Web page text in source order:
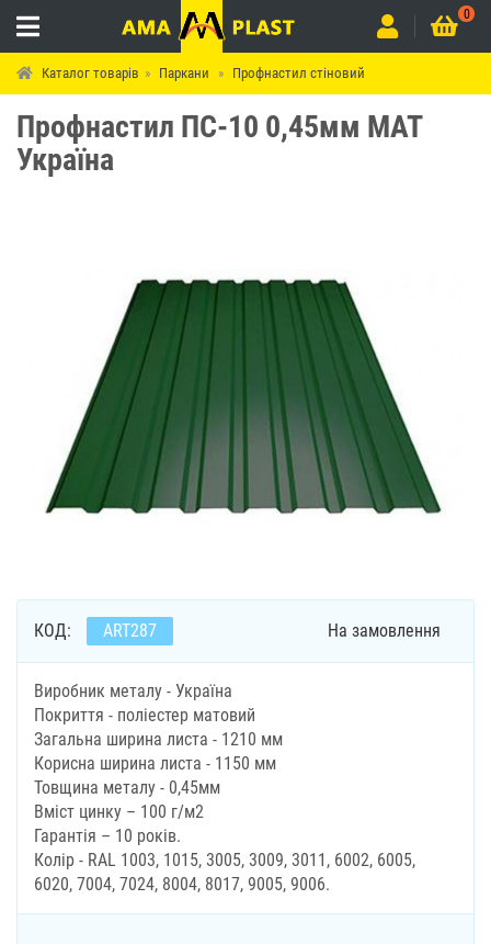
0
Каталог товарів Паркани Профнастил стіновий
Профнастил ПС-10 0,45мм МАТ
Україна
КОД: ART287 На замовлення
Виробник металу - Україна
Покриття - поліестер матовий
Загальна ширина листа - 1210 мм
Корисна ширина листа - 1150 мм
Товщина металу - 0,45мм
Вміст цинку – 100 г/м2
Гарантія – 10 років.
Колір - RAL 1003, 1015, 3005, 3009, 3011, 6002, 6005,
6020, 7004, 7024, 8004, 8017, 9005, 9006.